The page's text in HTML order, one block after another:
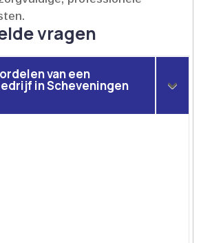
vragen
van een
in Scheveningen